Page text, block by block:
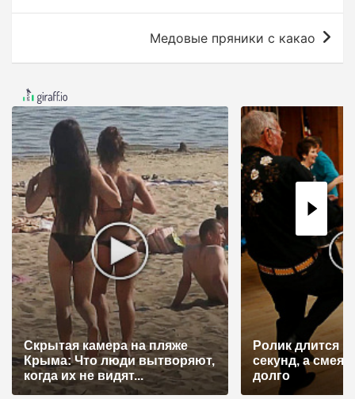
а
ц
и
я
п
о
з
а
п
и
с
я
Медовые пряники с какао
Скрытая камера на пляже
Крыма: Что люди вытворяют,
когда их не видят...
Ролик длится
секунд, а
долго